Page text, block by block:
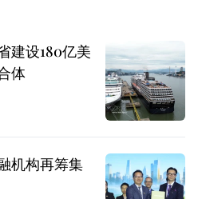
建设180亿美
体
机构再筹集